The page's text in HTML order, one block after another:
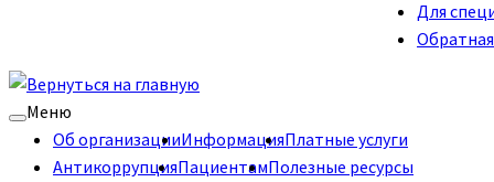
Для
Меню
Об организацииИнформацияПлатные услуги
АнтикоррупцияПациентамПолезные ресурсы